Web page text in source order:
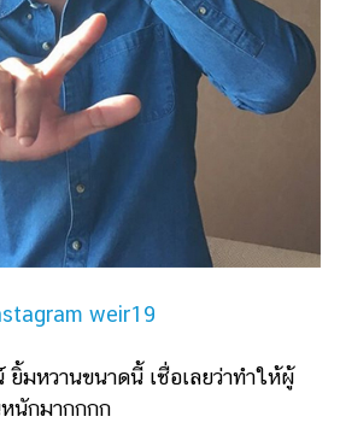
weir19
วานขนาดนี้ เชื่อเลยว่าทำให้ผู้
นักมากกกก